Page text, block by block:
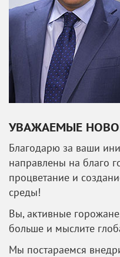
УВАЖАЕМЫЕ
Благодарю за ваши
направлены на благо
процветание и
среды!
Вы, активные
больше и мыслите
Мы постараемся